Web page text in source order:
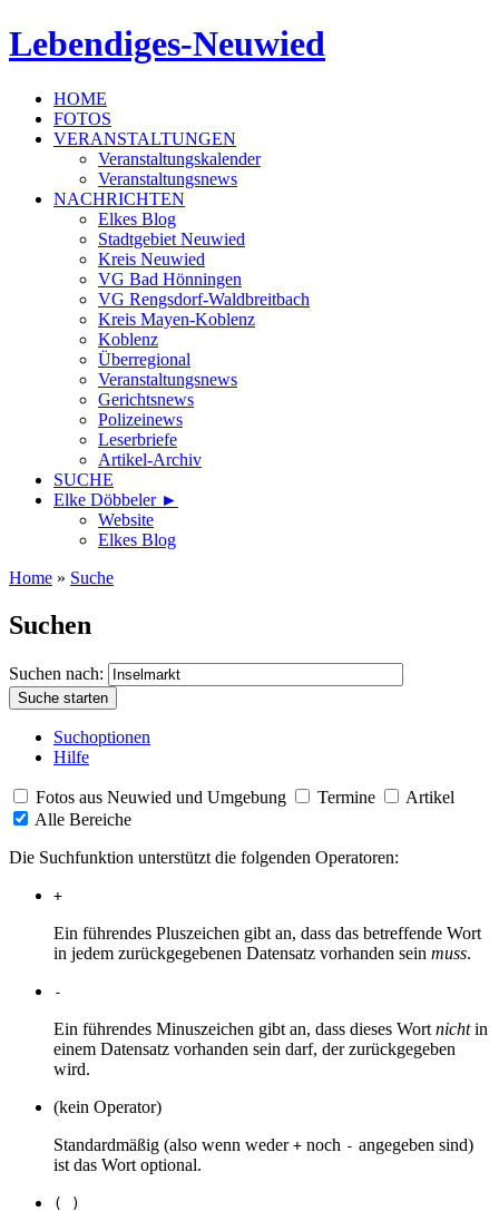
Lebendiges-Neuwied
HOME
FOTOS
VERANSTALTUNGEN
Veranstaltungskalender
Veranstaltungsnews
NACHRICHTEN
Elkes Blog
Stadtgebiet Neuwied
Kreis Neuwied
VG Bad Hönningen
VG Rengsdorf-Waldbreitbach
Kreis Mayen-Koblenz
Koblenz
Überregional
Veranstaltungsnews
Gerichtsnews
Polizeinews
Leserbriefe
Artikel-Archiv
SUCHE
Elke Döbbeler ►
Website
Elkes Blog
Home » Suche
Suchen
Suchen nach:
Suchoptionen
Hilfe
Fotos aus Neuwied und Umgebung Termine
Artikel
Alle Bereiche
Die Suchfunktion unterstützt die folgenden Operatoren:
+
Ein führendes Pluszeichen gibt an, dass das betreffende Wort
in jedem zurückgegebenen Datensatz vorhanden sein muss.
-
Ein führendes Minuszeichen gibt an, dass dieses Wort nichtin
einem Datensatz vorhanden sein darf, der zurückgegeben
wird.
(kein Operator)
Standardmäßig (also wenn weder + noch - angegeben sind)
ist das Wort optional.
( )